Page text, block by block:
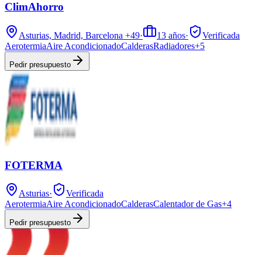
ClimAhorro
Asturias, Madrid, Barcelona +49· 13 años·
Verificada
AerotermiaAire AcondicionadoCalderasRadiadores+5
Pedir presupuesto
FOTERMA
Asturias·
Verificada
AerotermiaAire AcondicionadoCalderasCalentador de Gas+4
Pedir presupuesto